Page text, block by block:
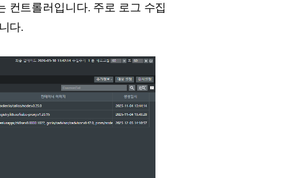
컨트롤러입니다. 주로 로그 수집
다.